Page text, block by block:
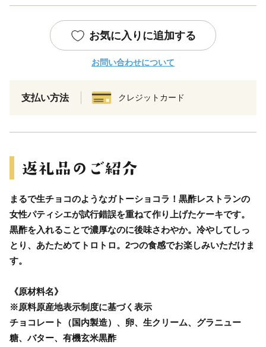
お気に入りに追加する
お問い合わせについて
支払い方法 クレジットカード
まるで生チョコのようなガトーショコラ！黒酢レストランの
女性パティシエが試行錯誤を重ねて作り上げたケーキです。
黒酢を入れることで濃厚なのに後味さわやか。冷やしてしっ
とり、あたためてトロトロ。2つの食感でお楽しみいただけま
す。
《原材料名》
※原料原産地表示制度に基づく表示
チョコレート（国内製造）、卵、生クリーム、グラニュー
糖、バター、有機玄米黒酢